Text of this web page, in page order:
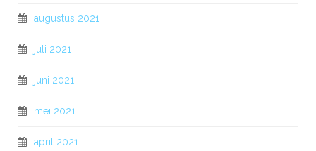
augustus 2021
juli 2021
juni 2021
mei 2021
april 2021